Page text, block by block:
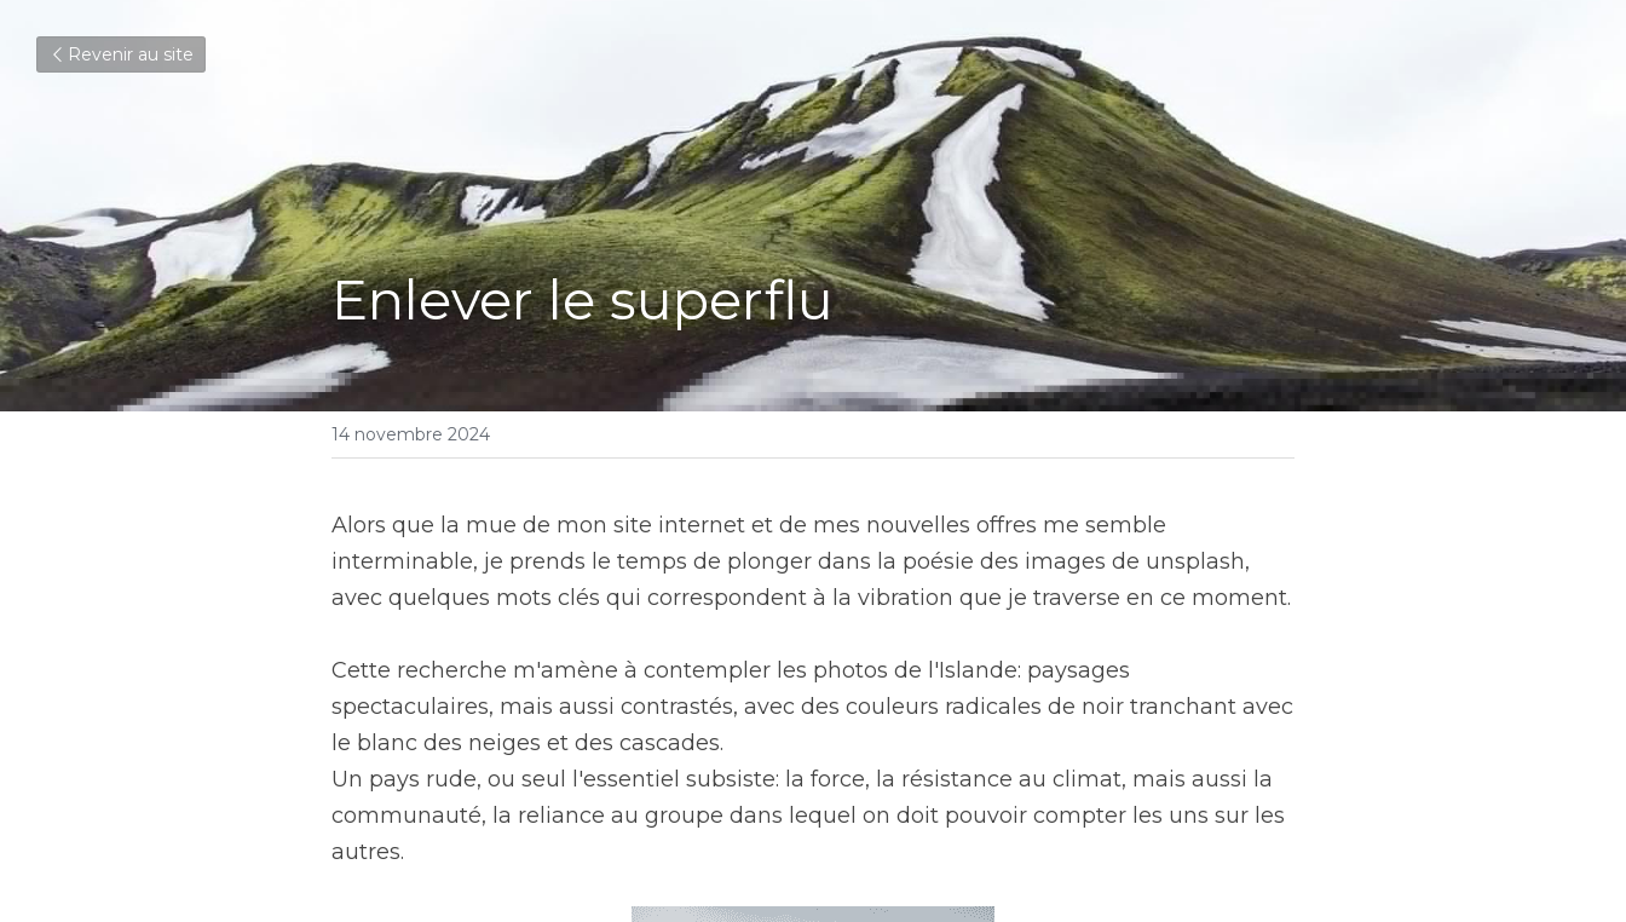
Revenir au site
Enlever le superflu
14 novembre 2024
Alors que la mue de mon site internet et de mes nouvelles offres me semble
interminable, je prends le temps de plonger dans la poésie des images de unsplash,
avec quelques mots clés qui correspondent à la vibration que je traverse en ce moment.
Cette recherche m'amène à contempler les photos de l'Islande: paysages
spectaculaires, mais aussi contrastés, avec des couleurs radicales de noir tranchant avec
le blanc des neiges et des cascades.
Un pays rude, ou seul l'essentiel subsiste: la force, la résistance au climat, mais aussi la
communauté, la reliance au groupe dans lequel on doit pouvoir compter les uns sur les
autres.